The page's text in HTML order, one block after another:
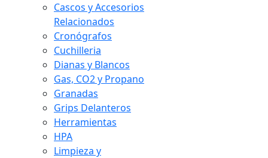
Cascos y Accesorios
Relacionados
Cronógrafos
Cuchilleria
Dianas y Blancos
Gas, CO2 y Propano
Granadas
Grips Delanteros
Herramientas
HPA
Limpieza y